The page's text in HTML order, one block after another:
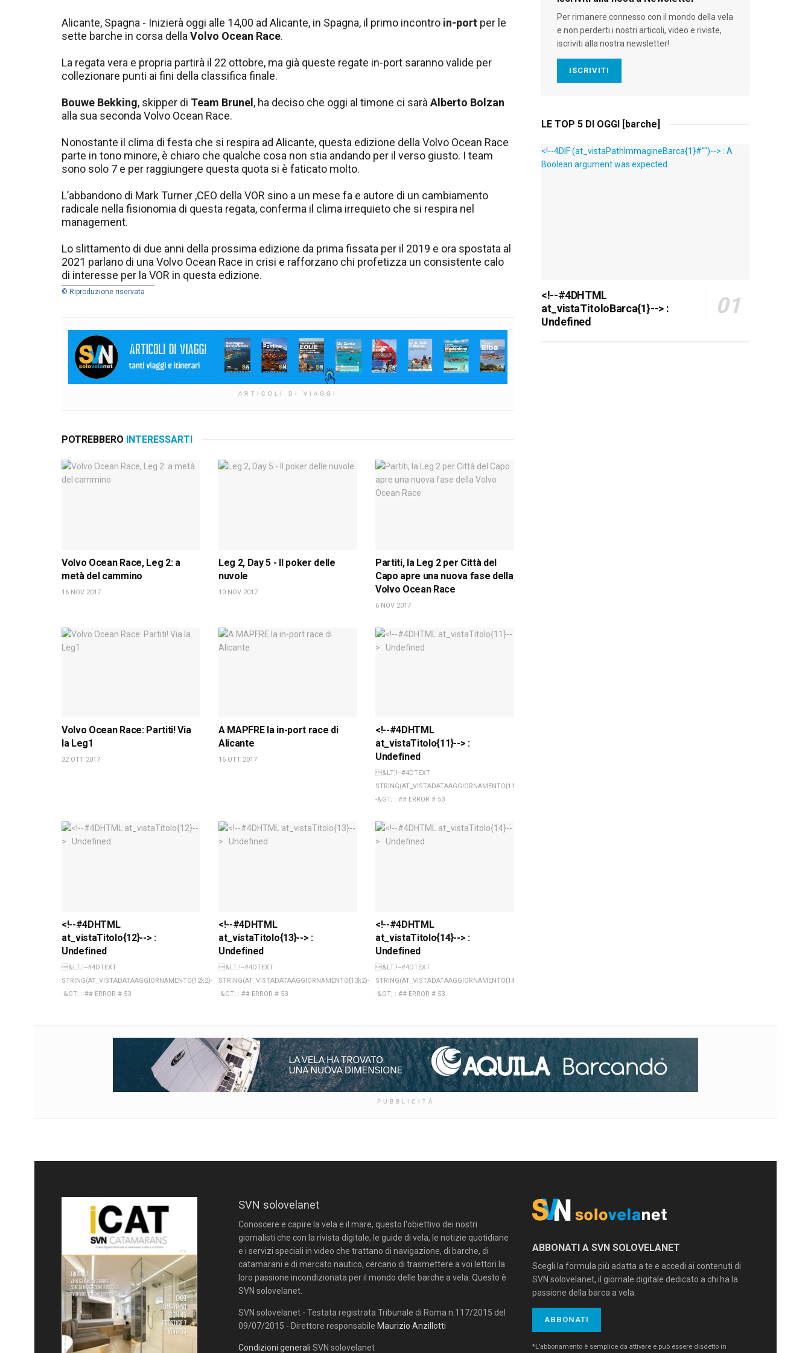
Alicante, Spagna - Inizierà oggi alle 14,00 ad Alicante, in Spagna, il primo incontro in-port per le
sette barche in corsa dellaVolvo Ocean Race.
La regata vera e propria partirà il 22 ottobre, ma già queste regate in-port saranno valide per
collezionare punti ai fini della classifica finale.
Bouwe Bekking, skipper di Team Brunel , ha deciso che oggi al timone ci saràAlberto Bolzan
alla sua seconda Volvo Ocean Race.
Nonostante il clima di festa che si respira ad Alicante, questa edizione della Volvo Ocean Race
parte in tono minore, è chiaro che qualche cosa non stia andando per il verso giusto. I team
sono solo 7 e per raggiungere questa quota si è faticato molto.
L’abbandono di Mark Turner ,CEO della VOR sino a un mese fa e autore di un cambiamento
radicale nella fisionomia di questa regata, conferma il clima irrequieto che si respira nel
management.
Lo slittamento di due anni della prossima edizione da prima fissata per il 2019 e ora spostata al
2021 parlano di una Volvo Ocean Race in crisi e rafforzano chi profetizza un consistente calo
di interesse per la VOR in questa edizione.
© Riproduzione riservata
ARTICOLI DI VIAGGI
POTREBBERO INTERESSARTI
Volvo Ocean Race, Leg 2: a
metà del cammino
16 NOV 2017
Leg 2, Day 5 - Il poker delle
nuvole
10 NOV 2017
Partiti, la Leg 2 per Città del
Capo apre una nuova fase della
Volvo Ocean Race
6 NOV 2017
Volvo Ocean Race: Partiti! Via
la Leg1
22 OTT 2017
A MAPFRE la in-port race di
Alicante
16 OTT 2017
<!--#4DHTML
at_vistaTitolo{11}--> :
Undefined
&LT;!--#4DTEXT
STRING(AT_VISTADATAAGGIORNAMENTO{11};2)-
-&GT; : ## ERROR # 53
<!--#4DHTML
at_vistaTitolo{12}--> :
Undefined
&LT;!--#4DTEXT
STRING(AT_VISTADATAAGGIORNAMENTO{12};2)-
-&GT; : ## ERROR # 53
<!--#4DHTML
at_vistaTitolo{13}--> :
Undefined
&LT;!--#4DTEXT
STRING(AT_VISTADATAAGGIORNAMENTO{13};2)-
-&GT; : ## ERROR # 53
<!--#4DHTML
at_vistaTitolo{14}--> :
Undefined
&LT;!--#4DTEXT
STRING(AT_VISTADATAAGGIORNAMENTO{14};2)-
-&GT; : ## ERROR # 53
Per rimanere connesso con il mondo della vela
e non perderti i nostri articoli, video e riviste,
iscriviti alla nostra newsletter!
ISCRIVITI
LE TOP 5 DI OGGI [barche]
<!--4DIF (at_vistaPathImmagineBarca{1}#"")--> : A
Boolean argument was expected.
<!--#4DHTML
at_vistaTitoloBarca{1}--> :
Undefined
PUBBLICITÀ
SVN solovelanet
Conoscere e capire la vela e il mare, questo l'obiettivo dei nostri
giornalisti che con la rivista digitale, le guide di vela, le notizie quotidiane
e i servizi speciali in video che trattano di navigazione, di barche, di
catamarani e di mercato nautico, cercano di trasmettere a voi lettori la
loro passione incondizionata per il mondo delle barche a vela. Questo è
SVN solovelanet.
SVN solovelanet - Testata registrata Tribunale di Roma n.117/2015 del
09/07/2015 - Direttore responsabile Maurizio Anzillotti
Condizioni generali SVN solovelanet
ABBONATI A SVN SOLOVELANET
Scegli la formula più adatta a te e accedi ai contenuti di
SVN solovelanet, il giornale digitale dedicato a chi ha la
passione della barca a vela.
ABBONATI
*L’abbonamento è semplice da attivare e può essere disdetto in